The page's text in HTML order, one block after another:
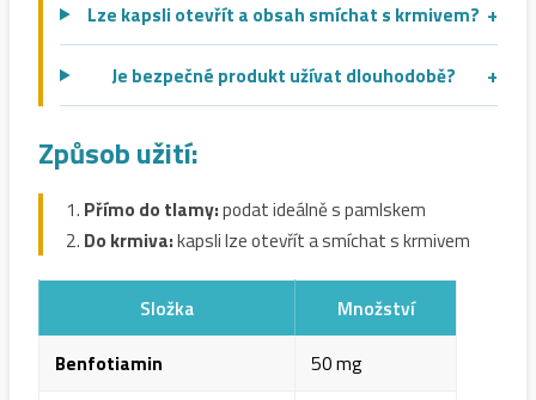
Lze kapsli otevřít a obsah smíchat s krmivem? +
Je bezpečné produkt užívat dlouhodobě? +
Způsob užití:
Přímo do tlamy:podat ideálně s pamlskem
Do krmiva:kapsli lze otevřít a smíchat s krmivem
Složka
Množství
Benfotiamin
50 mg